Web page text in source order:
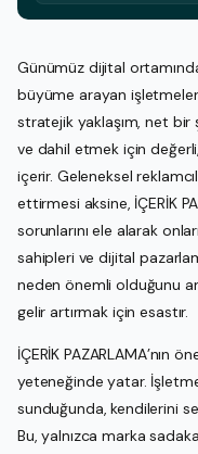
Günümüz dijital
büyüme arayan
stratejik yaklaşım, net bir
ve dahil etmek için
içerir. Geleneksel
ettirmesi aksine, İÇERİK
sorunlarını ele alarak
sahipleri ve dijital
neden önemli olduğunu
gelir artırmak için esastır.
İÇERİK
yeteneğinde yatar.
sunduğunda, kendilerini
Bu, yalnızca marka